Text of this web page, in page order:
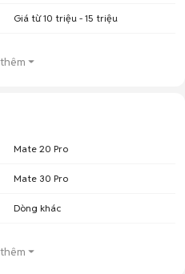
Giá từ 10 triệu - 15 triệu
Mate 20 Pro
Mate 30 Pro
Dòng khác